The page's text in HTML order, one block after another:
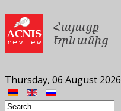
Thursday, 06 August 2026